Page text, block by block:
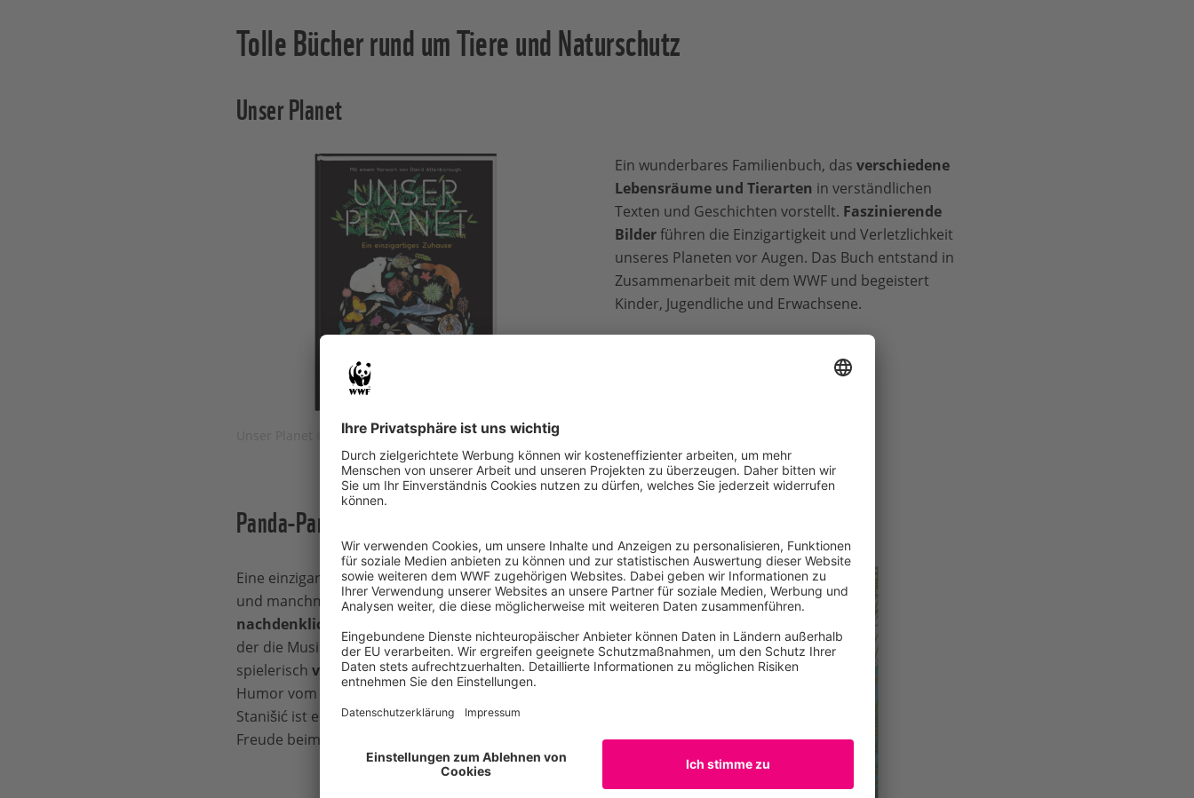
Tolle Bücher rund um Tiere und Naturschutz
Unser Planet
Unser Planet © Gabriel Verlag
Ein wunderbares Familienbuch, das verschiedene
Lebensräume und Tierarten in verständlichen
Texten und Geschichten vorstellt. Faszinierende
Bilderführen die Einzigartigkeit und Verletzlichkeit
unseres Planeten vor Augen. Das Buch entstand in
Zusammenarbeit mit dem WWF und begeistert
Kinder, Jugendliche und Erwachsene.
Panda-Pand
Eine einzigartige Verbindung von einerlustigen
und manchmal wundervoll komischen, aber auch
nachdenklichen Geschichte
der die Musik entdeckt. Gleichzeitig gibt es
spielerisch viel Wissen über Pandas. Der schräge
Humor vom Deutschen Buchpreisträger Saša
Stanišić ist eine Herausforderung und wahre
Freude beim Vorlesen!